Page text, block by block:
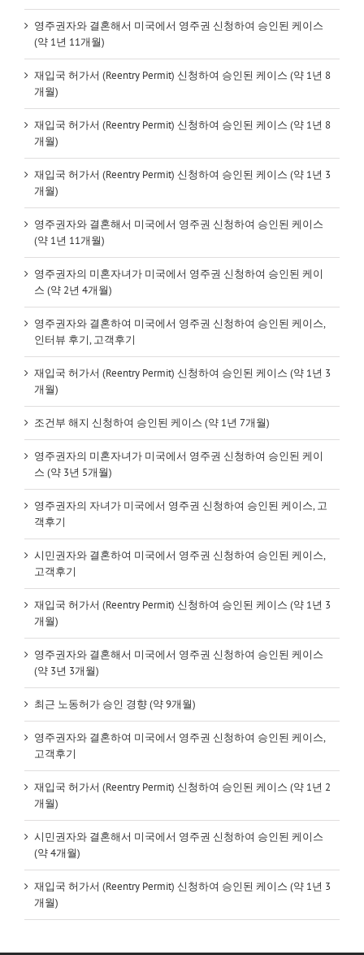
영주권자와 결혼해서 미국에서 영주권 신청하여 승인된 케이스
(약 1년 11개월)
재입국 허가서 (Reentry Permit) 신청하여 승인된 케이스 (약 1년 8
개월)
재입국 허가서 (Reentry Permit) 신청하여 승인된 케이스 (약 1년 8
개월)
재입국 허가서 (Reentry Permit) 신청하여 승인된 케이스 (약 1년 3
개월)
영주권자와 결혼해서 미국에서 영주권 신청하여 승인된 케이스
(약 1년 11개월)
영주권자의 미혼자녀가 미국에서 영주권 신청하여 승인된 케이
스 (약 2년 4개월)
영주권자와 결혼하여 미국에서 영주권 신청하여 승인된 케이스,
인터뷰 후기, 고객후기
재입국 허가서 (Reentry Permit) 신청하여 승인된 케이스 (약 1년 3
개월)
조건부 해지 신청하여 승인된 케이스 (약 1년 7개월)
영주권자의 미혼자녀가 미국에서 영주권 신청하여 승인된 케이
스 (약 3년 5개월)
영주권자의 자녀가 미국에서 영주권 신청하여 승인된 케이스, 고
객후기
시민권자와 결혼하여 미국에서 영주권 신청하여 승인된 케이스,
고객후기
재입국 허가서 (Reentry Permit) 신청하여 승인된 케이스 (약 1년 3
개월)
영주권자와 결혼해서 미국에서 영주권 신청하여 승인된 케이스
(약 3년 3개월)
최근 노동허가 승인 경향 (약 9개월)
영주권자와 결혼하여 미국에서 영주권 신청하여 승인된 케이스,
고객후기
재입국 허가서 (Reentry Permit) 신청하여 승인된 케이스 (약 1년 2
개월)
시민권자와 결혼해서 미국에서 영주권 신청하여 승인된 케이스
(약 4개월)
재입국 허가서 (Reentry Permit) 신청하여 승인된 케이스 (약 1년 3
개월)